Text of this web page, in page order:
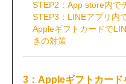
STEP2：App store内で
STEP3：LINEアプリ内
Appleギフトカードで
きの対策
3：Appleギフトカード